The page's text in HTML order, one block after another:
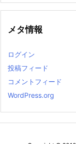
メタ情報
ログイン
投稿フィード
コメントフィード
WordPress.org